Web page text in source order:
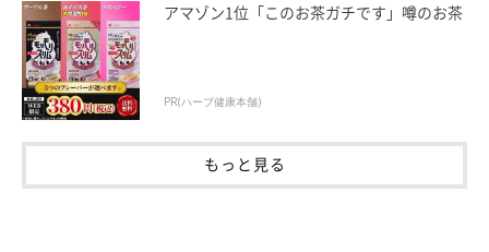
アマゾン1位「このお茶ガチです」噂のお茶
PR(ハーブ健康本舗)
もっと見る